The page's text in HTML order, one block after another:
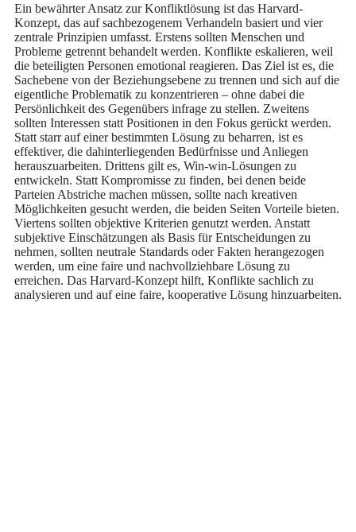
Ein bewährter Ansatz zur Konfliktlösung ist das Harvard-
Konzept, das auf sachbezogenem Verhandeln basiert und vier
zentrale Prinzipien umfasst. Erstens sollten Menschen und
Probleme getrennt behandelt werden. Konflikte eskalieren, weil
die beteiligten Personen emotional reagieren. Das Ziel ist es, die
Sachebene von der Beziehungsebene zu trennen und sich auf die
eigentliche Problematik zu konzentrieren – ohne dabei die
Persönlichkeit des Gegenübers infrage zu stellen. Zweitens
sollten Interessen statt Positionen in den Fokus gerückt werden.
Statt starr auf einer bestimmten Lösung zu beharren, ist es
effektiver, die dahinterliegenden Bedürfnisse und Anliegen
herauszuarbeiten. Drittens gilt es, Win-win-Lösungen zu
entwickeln. Statt Kompromisse zu finden, bei denen beide
Parteien Abstriche machen müssen, sollte nach kreativen
Möglichkeiten gesucht werden, die beiden Seiten Vorteile bieten.
Viertens sollten objektive Kriterien genutzt werden. Anstatt
subjektive Einschätzungen als Basis für Entscheidungen zu
nehmen, sollten neutrale Standards oder Fakten herangezogen
werden, um eine faire und nachvollziehbare Lösung zu
erreichen. Das Harvard-Konzept hilft, Konflikte sachlich zu
analysieren und auf eine faire, kooperative Lösung hinzuarbeiten.